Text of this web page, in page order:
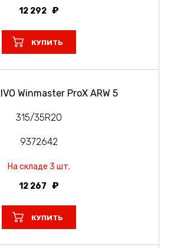
12 292
КУПИТЬ
Winmaster ProX ARW 5
315/35R20
9372642
На складе 3 шт.
12 267
КУПИТЬ